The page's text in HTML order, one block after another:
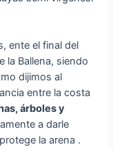
ente el final del
la Ballena, siendo
dijimos al
entre la costa
árboles y
a darle
la arena .